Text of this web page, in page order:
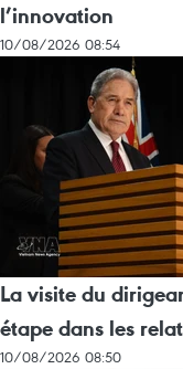
l’innovation
10/08/2026 08:54
La visite du
étape dans les
10/08/2026 08:50